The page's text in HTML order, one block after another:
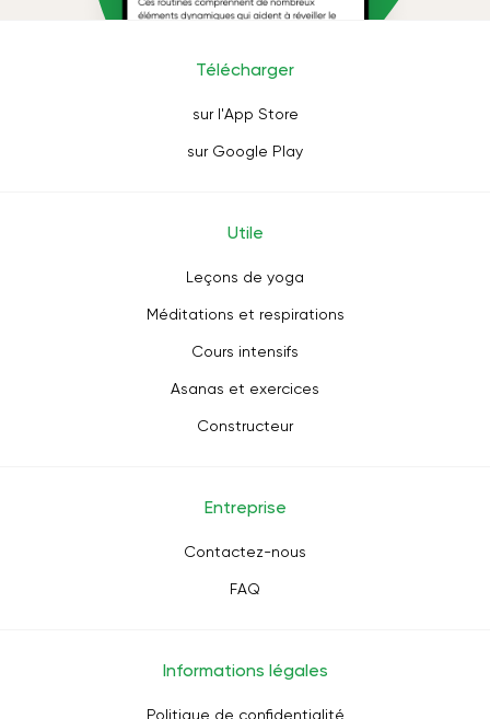
Télécharger
sur l'App Store
sur Google Play
Utile
Leçons de yoga
Méditations et respirations
Cours intensifs
Asanas et exercices
Constructeur
Entreprise
Contactez-nous
FAQ
Informations légales
Politique de confidentialité